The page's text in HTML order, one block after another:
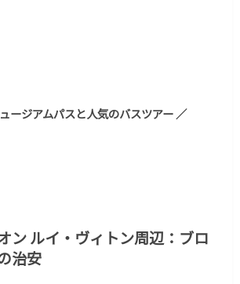
ージアムパスと人気のバスツアー ／
ン ルイ・ヴィトン周辺：ブロ
治安